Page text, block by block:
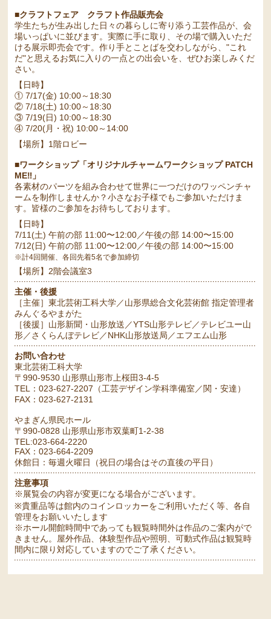
■クラフトフェア クラフト作品販売会
学生たちが生み出した日々の暮らしに寄り添う工芸作品が、会
場いっぱいに並びます。実際に手に取り、その場で購入いただ
ける展示即売会です。作り手とことばを交わしながら、"これ
だ"と思えるお気に入りの一点との出会いを、ぜひお楽しみくだ
さい。
【日時】
① 7/17(金) 10:00～18:30
② 7/18(土) 10:00～18:30
③ 7/19(日) 10:00～18:30
④ 7/20(月・祝) 10:00～14:00
【場所】1階ロビー
■ワークショップ「オリジナルチャームワークショップ PATCH
ME‼」
各素材のパーツを組み合わせて世界に一つだけのワッペンチャ
ームを制作しませんか？小さなお子様でもご参加いただけま
す。皆様のご参加をお待ちしております。
【日時】
7/11(土) 午前の部 11:00〜12:00／午後の部 14:00〜15:00
7/12(日) 午前の部 11:00〜12:00／午後の部 14:00〜15:00
※計4回開催、各回先着5名で参加締切
【場所】2階会議室3
主催・後援
［主催］東北芸術工科大学／山形県総合文化芸術館 指定管理者
みんぐるやまがた
［後援］山形新聞・山形放送／YTS山形テレビ／テレビユー山
形／さくらんぼテレビ／NHK山形放送局／エフエム山形
お問い合わせ
東北芸術工科大学
〒990-9530 山形県山形市上桜田3-4-5
TEL：023-627-2207（工芸デザイン学科準備室／関・安達）
FAX：023-627-2131
やまぎん県民ホール
〒990-0828 山形県山形市双葉町1-2-38
TEL:023-664-2220
FAX：023-664-2209
休館日：毎週火曜日（祝日の場合はその直後の平日）
注意事項
※展覧会の内容が変更になる場合がございます。
※貴重品等は館内のコインロッカーをご利用いただく等、各自
管理をお願いいたします
※ホール開館時間中であっても観覧時間外は作品のご案内がで
きません。屋外作品、体験型作品や照明、可動式作品は観覧時
間内に限り対応していますのでご了承ください。